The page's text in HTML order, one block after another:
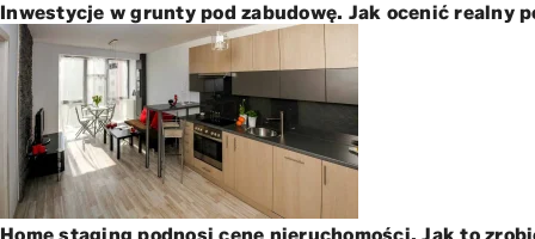
Inwestycje w grunty pod zabudowę. Jak ocenić realny